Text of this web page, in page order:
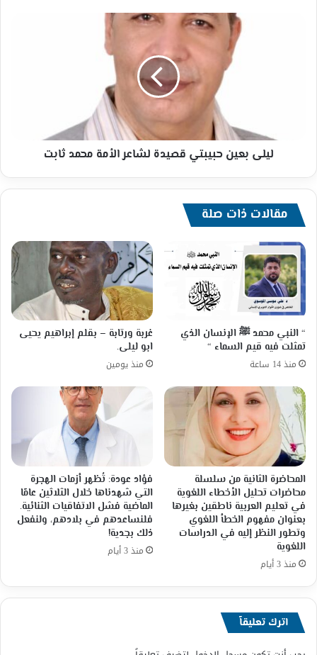
ليلى بعين حبيبتي قصيدة لشاعر الأمة محمد ثابت
مقالات ذات صلة
“ النبي محمد ﷺ الإنسان الذي
تمثلت فيه قيم السماء “
منذ 14 ساعة
غربة ورتابة – بقلم إبراهيم يحيى
ابو ليلى.
منذ يومين
المحاضرة الثانية من سلسلة
محاضرات تحليل الأخطاء اللغوية
في تعليم العربية ناطقين بغيرها
بعنوان مفهوم الخطأ اللغوي
وتطور النظر إليه في الدراسات
اللغوية
منذ 3 أيام
فؤاد عودة: تُظهر أزمات الهجرة
التي شهدناها خلال الثلاثين عامًا
الماضية فشل الاتفاقيات الثنائية.
فلنساعدهم في بلادهم، ولنفعل
ذلك بجدية!
منذ 3 أيام
اترك تعليقاً